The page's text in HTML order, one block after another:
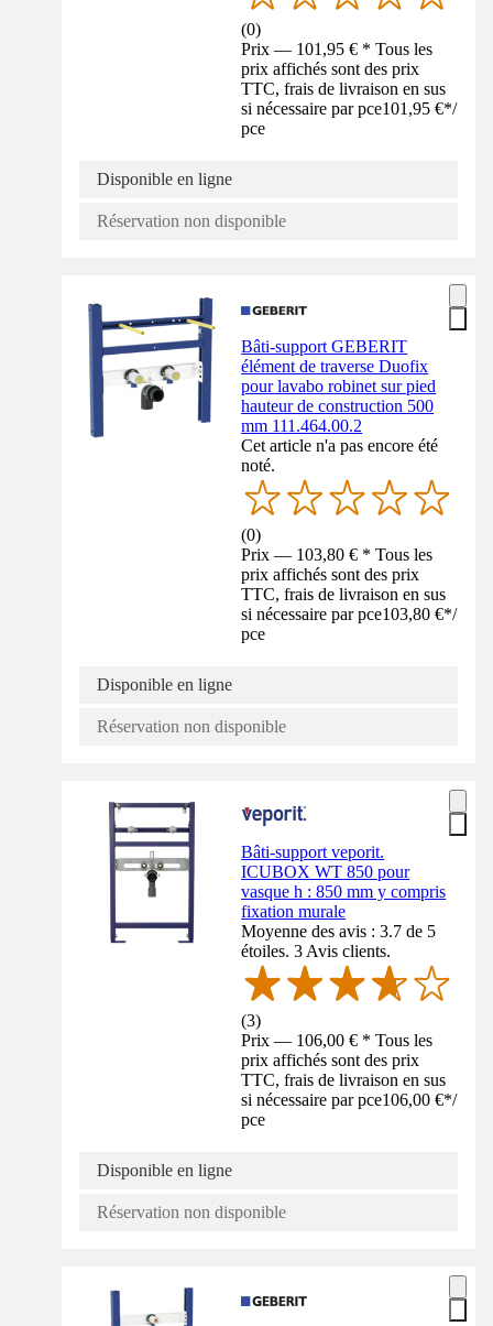
(0)
Prix — 101,95 € * Tous les
prix affichés sont des prix
TTC, frais de livraison en sus
si nécessaire par pce101,95 €*/
pce
Disponible en ligne
Réservation non disponible
Bâti-support GEBERIT
élément de traverse Duofix
pour lavabo robinet sur pied
hauteur de construction 500
mm 111.464.00.2
Cet article n'a pas encore été
noté.
(0)
Prix — 103,80 € * Tous les
prix affichés sont des prix
TTC, frais de livraison en sus
si nécessaire par pce103,80 €*/
pce
Disponible en ligne
Réservation non disponible
Bâti-support veporit.
ICUBOX WT 850 pour
vasque h : 850 mm y compris
fixation murale
Moyenne des avis : 3.7 de 5
étoiles. 3 Avis clients.
(3)
Prix — 106,00 € * Tous les
prix affichés sont des prix
TTC, frais de livraison en sus
si nécessaire par pce106,00 €*/
pce
Disponible en ligne
Réservation non disponible